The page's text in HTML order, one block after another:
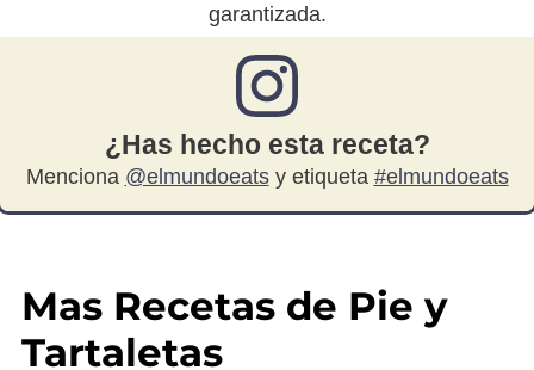
garantizada.
¿Has hecho esta receta?
Menciona @elmundoeatsy etiqueta #elmundoeats
Mas Recetas de Pie y
Tartaletas